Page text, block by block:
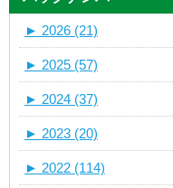
► 2026 (21)
► 2025 (57)
► 2024 (37)
► 2023 (20)
► 2022 (114)